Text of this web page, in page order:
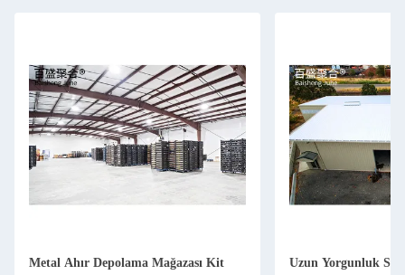
Metal Ahır Depolama Mağazası Kit
Uzun Yorgunluk